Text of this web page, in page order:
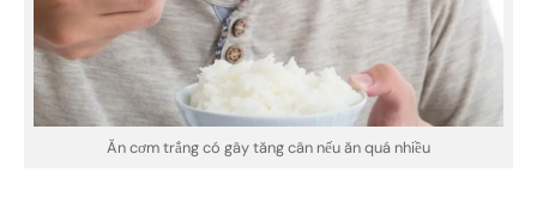
Ăn cơm trắng có gây tăng cân nếu ăn quá nhiều